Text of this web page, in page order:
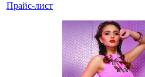
Прайс-лист